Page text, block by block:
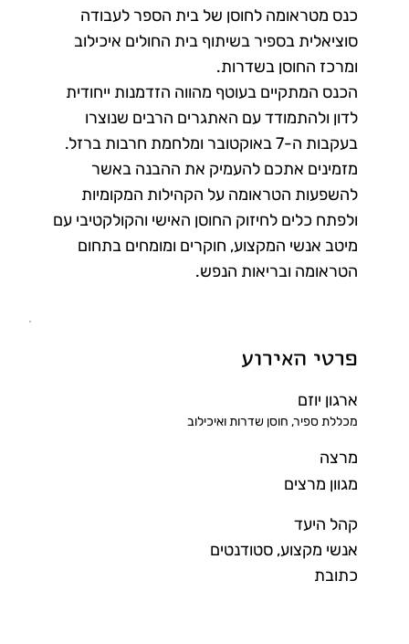
כנס מטראומה לחוסן של בית הספר לעבודה
סוציאלית בספיר בשיתוף בית החולים איכילוב
ומרכז החוסן בשדרות.
הכנס המתקיים בעוטף מהווה הזדמנות ייחודית
לדון ולהתמודד עם האתגרים הרבים שנוצרו
בעקבות ה-7 באוקטובר ומלחמת חרבות ברזל.
מזמינים אתכם להעמיק את ההבנה באשר
להשפעות הטראומה על הקהילות המקומיות
ולפתח כלים לחיזוק החוסן האישי והקולקטיבי עם
מיטב אנשי המקצוע, חוקרים ומומחים בתחום
הטראומה ובריאות הנפש.
פרטי האירוע
ארגון יוזם
מכללת ספיר, חוסן שדרות ואיכילוב
מרצה
מגוון מרצים
קהל היעד
אנשי מקצוע, סטודנטים
כתובת